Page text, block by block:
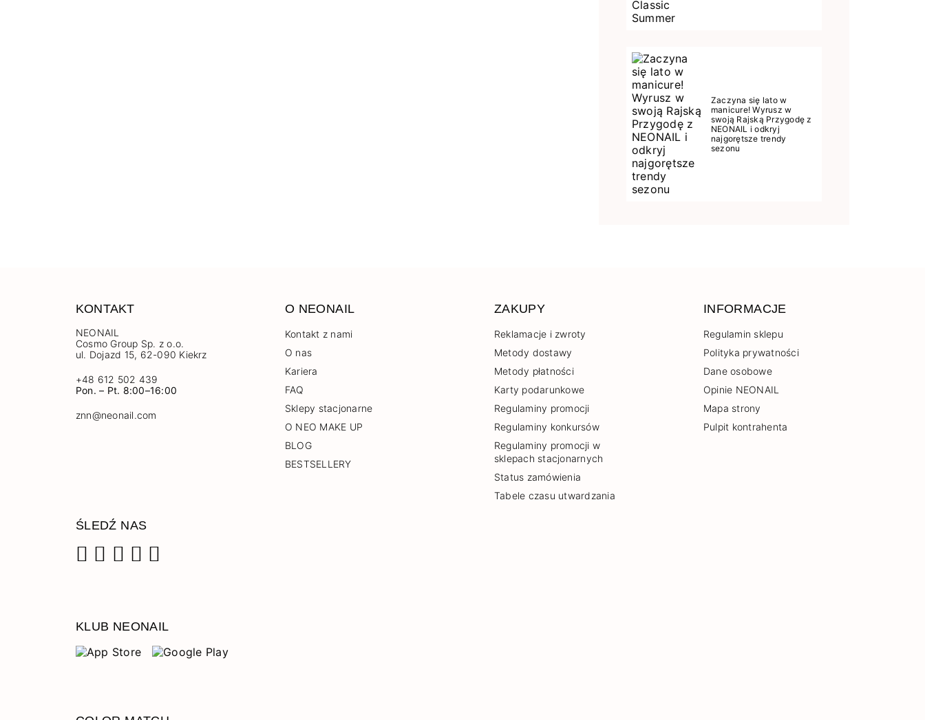
Zaczyna się lato w
manicure! Wyrusz w
swoją Rajską Przygodę z
NEONAIL i odkryj
najgorętsze trendy
sezonu
KONTAKT
NEONAIL
Cosmo Group Sp. z o.o.
ul. Dojazd 15, 62-090 Kiekrz
+48 612 502 439
Pon. – Pt. 8:00–16:00
znn@neonail.com
O NEONAIL
Kontakt z nami
O nas
Kariera
FAQ
Sklepy stacjonarne
O NEO MAKE UP
BLOG
BESTSELLERY
ZAKUPY
Reklamacje i zwroty
Metody dostawy
Metody płatności
Karty podarunkowe
Regulaminy promocji
Regulaminy konkursów
Regulaminy promocji w
sklepach stacjonarnych
Status zamówienia
Tabele czasu utwardzania
INFORMACJE
Regulamin sklepu
Polityka prywatności
Dane osobowe
Opinie NEONAIL
Mapa strony
Pulpit kontrahenta
ŚLEDŹ NAS
KLUB NEONAIL